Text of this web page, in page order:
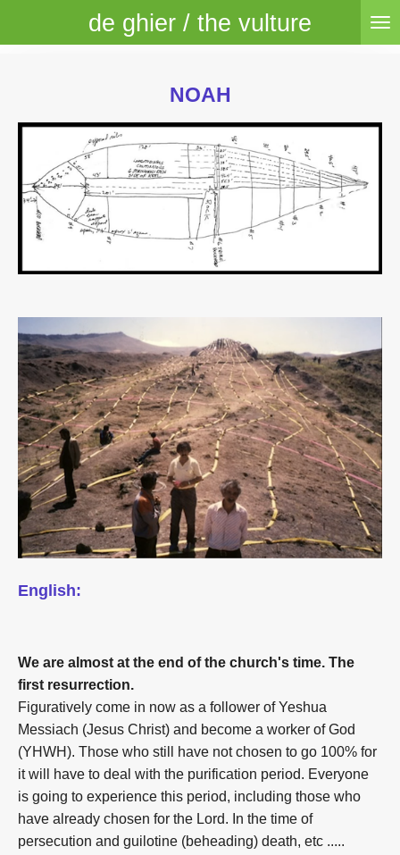
to
de ghier / the vulture
NOAH
English:
We are almost at the end of the church's time. The
first resurrection.
Figuratively come in now as a follower of Yeshua
Messiach (Jesus Christ) and become a worker of God
(YHWH). Those who still have not chosen to go 100% for
it will have to deal with the purification period. Everyone
is going to experience this period, including those who
have already chosen for the Lord. In the time of
persecution and guilotine (beheading) death, etc .....